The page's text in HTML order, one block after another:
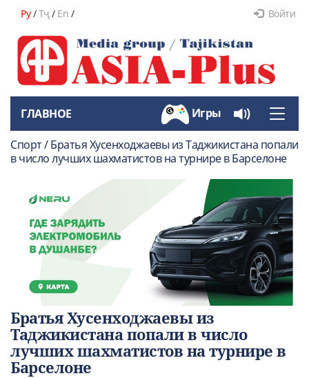
Ру/Тҷ/ En / Войти
Toggle
ГЛАВНОЕ Игры
Спорт / Братья Хусенходжаевы из Таджикистана попали
в число лучших шахматистов на турнире в Барселоне
Братья Хусенходжаевы из
Таджикистана попали в число
лучших шахматистов на турнире в
Барселоне